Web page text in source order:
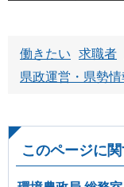
働きたい 求職者
県政運営・県勢情
このページに